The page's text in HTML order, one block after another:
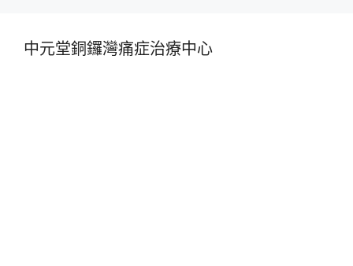
中元堂銅鑼灣痛症治療中心